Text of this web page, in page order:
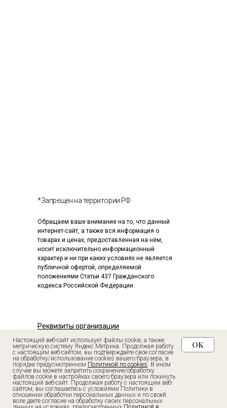
*Запрещен на территории РФ
Обращаем ваше внимание на то, что данный
интернет-сайт, а также вся информация о
товарах и ценах, предоставленная на нём,
носит исключительно информационный
характер и ни при каких условиях не является
публичной офертой, определяемой
положениями Статьи 437 Гражданского
кодекса Российской Федерации.
UNIQDERM
Реквизиты организации
Политика конфиденциальности
Анкета первичного пациента
Настоящий веб-сайт использует файлы cookie, а также
метрическую систему Яндекс.Метрика. Продолжая работу
с настоящим веб-сайтом, вы подтверждаете свое согласие
на обработку/использование cookies вашего браузера, в
порядке предусмотренном Политикой по cookies. В ином
случае вы можете запретить сохранение/обработку
файлов cookie в настройках своего браузера или покинуть
настоящий веб-сайт. Продолжая работу с настоящим веб-
сайтом, вы соглашаетесь с условиями Политики в
отношении обработки персональных данных и по своей
воле даете согласие на обработку своих персональных
OK